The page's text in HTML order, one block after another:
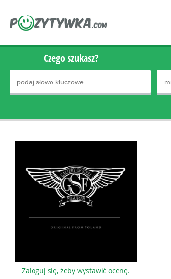
Czego szukasz?
Zaloguj się, żeby wystawić ocenę.